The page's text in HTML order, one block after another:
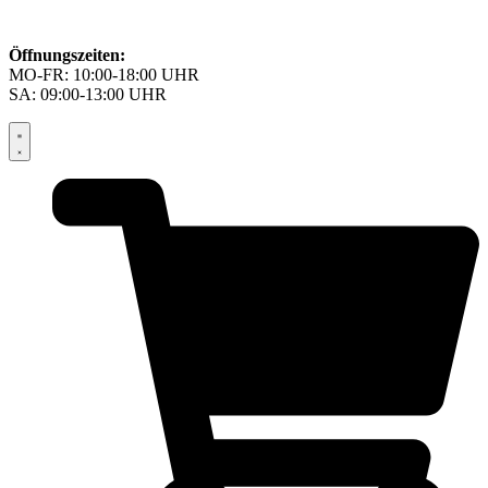
Öffnungszeiten:
MO-FR: 10:00-18:00 UHR
SA: 09:00-13:00 UHR